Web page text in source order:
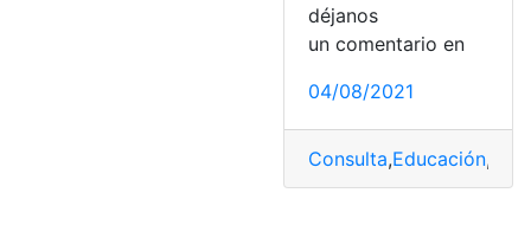
déjanos
un comentario en
04/08/2021
Consulta,Educación,